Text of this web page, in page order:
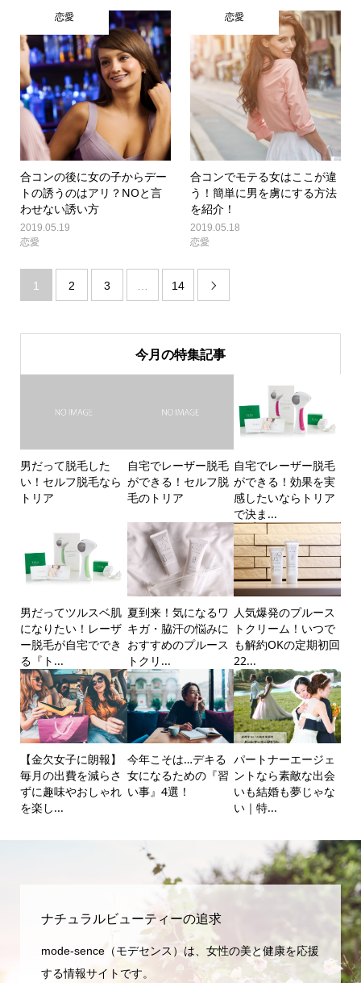
恋愛
合コンの後に女の子からデー
トの誘うのはアリ？NOと言
わせない誘い方
2019.05.19
恋愛
恋愛
合コンでモテる女はここが違
う！簡単に男を虜にする方法
を紹介！
2019.05.18
恋愛
1 2 3 … 14 
今月の特集記事
男だって脱毛した
い！セルフ脱毛なら
トリア
自宅でレーザー脱毛
ができる！セルフ脱
毛のトリア
自宅でレーザー脱毛
ができる！効果を実
感したいならトリア
で決ま...
男だってツルスベ肌
になりたい！レーザ
ー脱毛が自宅ででき
る『ト...
夏到来！気になるワ
キガ・脇汗の悩みに
おすすめのプルース
トクリ...
人気爆発のプルース
トクリーム！いつで
も解約OKの定期初回
22...
【金欠女子に朗報】
毎月の出費を減らさ
ずに趣味やおしゃれ
を楽し...
今年こそは…デキる
女になるための『習
い事』4選！
パートナーエージェ
ントなら素敵な出会
いも結婚も夢じゃな
い｜特...
ナチュラルビューティーの追求
mode-sence（モデセンス）は、女性の美と健康を応援
する情報サイトです。